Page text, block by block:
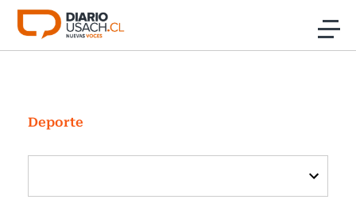
Click acá para ir directamente al contenido
Investigación
Cultura
Programas Radio y TV Usach
Deporte